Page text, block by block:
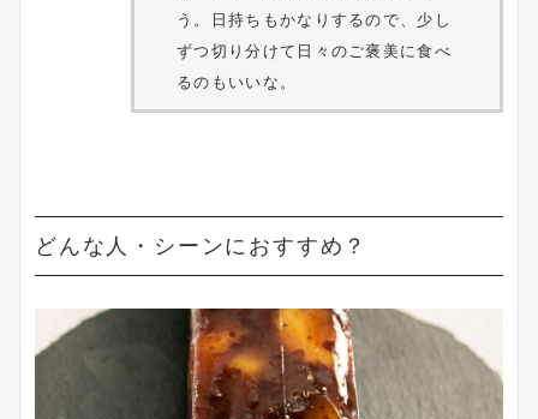
う。日持ちもかなりするので、少し
ずつ切り分けて日々のご褒美に食べ
るのもいいな。
どんな人・シーンにおすすめ？